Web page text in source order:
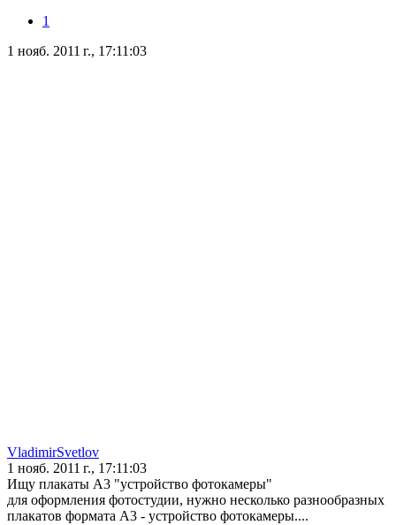
1
1 нояб. 2011 г., 17:11:03
VladimirSvetlov
1 нояб. 2011 г., 17:11:03
Ищу плакаты А3 "устройство фотокамеры"
для оформления фотостудии, нужно несколько разнообразных
плакатов формата А3 - устройство фотокамеры....